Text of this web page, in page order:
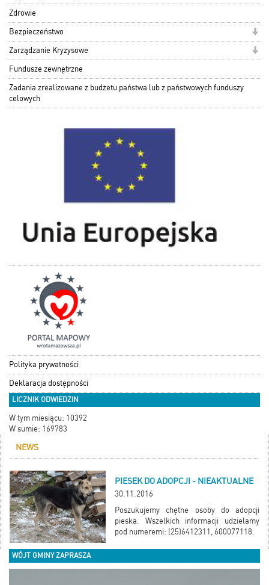
Zdrowie
Bezpieczeństwo
Zarządzanie Kryzysowe
Fundusze zewnętrzne
Zadania zrealizowane z budżetu państwa lub z państwowych funduszy
celowych
Polityka prywatności
Deklaracja dostępności
LICZNIK ODWIEDZIN
W tym miesiącu: 10392
W sumie: 169783
NEWS
PIESEK DO ADOPCJI - NIEAKTUALNE
30.11.2016
Poszukujemy chętne osoby do adopcji
pieska. Wszelkich informacji udzielamy
pod numeremi: (25)6412311, 600077118.
WÓJT GMINY ZAPRASZA